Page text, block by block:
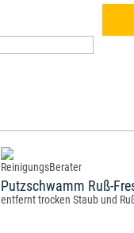
Putzschwamm Ruß-
entfernt trocken Staub und